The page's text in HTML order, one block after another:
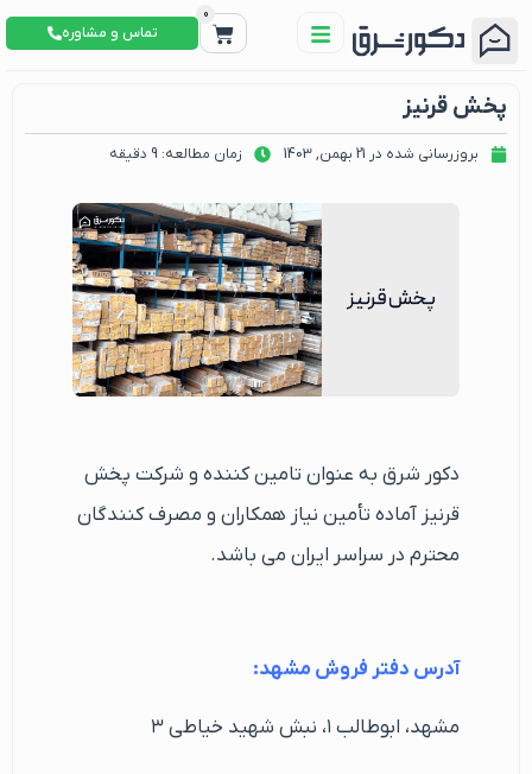
0
تماس و مشاوره
پخش قرنیز
بروزرسانی شده در 21 بهمن, 1403 زمان مطالعه: 9 دقیقه
دکور شرق به عنوان تامین کننده و شرکت پخش
قرنیز آماده تأمین نیاز همکاران و مصرف کنندگان
محترم در سراسر ایران می باشد.
آدرس دفتر فروش مشهد:
مشهد، ابوطالب ۱، نبش شهید خیاطی ۳